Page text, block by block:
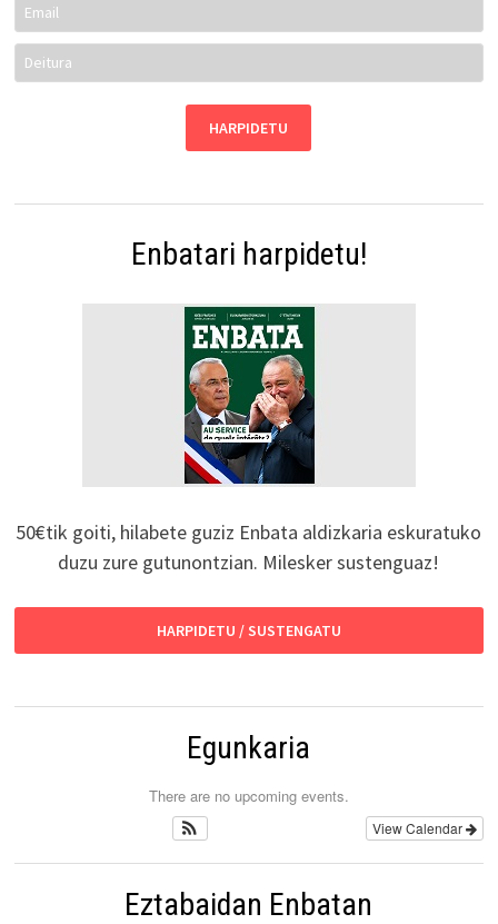
Enbatari harpidetu!
50€tik goiti, hilabete guziz Enbata aldizkaria eskuratuko
duzu zure gutunontzian. Milesker sustenguaz!
HARPIDETU / SUSTENGATU
Egunkaria
There are no upcoming events.
View Calendar
Eztabaidan Enbatan